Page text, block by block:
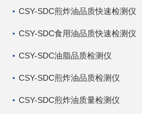
CSY-SDC煎炸油品质快速检测仪
CSY-SDC食用油品质快速检测仪
CSY-SDC油脂品质检测仪
CSY-SDC煎炸油品质检测仪
CSY-SDC煎炸油质量检测仪